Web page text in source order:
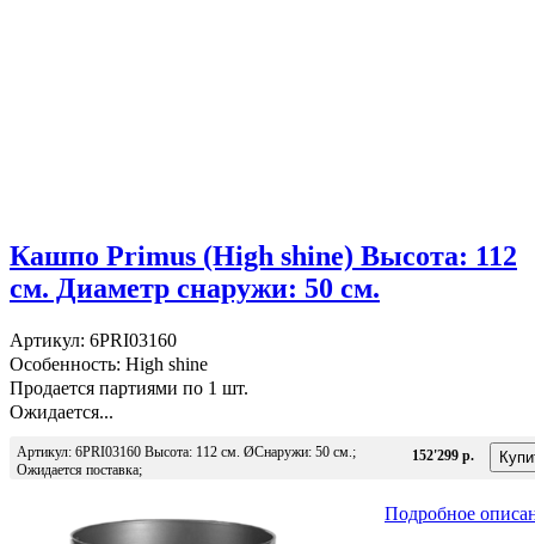
Кашпо Primus (High shine) Высота: 112
см. Диаметр снаружи: 50 см.
Артикул: 6PRI03160
Особенность: High shine
Продается партиями по 1 шт.
Ожидается...
Артикул: 6PRI03160 Высота: 112 см. ØСнаружи: 50 см.;
Ожидается поставка;
152'299 р.
Подробное